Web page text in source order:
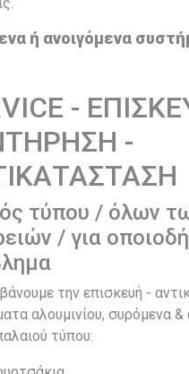
ή ανοιγόμενα
-
-
τύπου / όλων
/ για
την επισκευή -
αλουμινίου, συρόμενα &
τύπου: